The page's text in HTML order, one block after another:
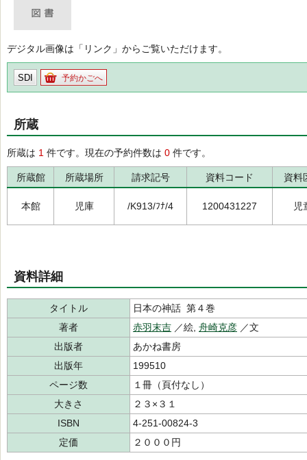
デジタル画像は「リンク」からご覧いただけます。
SDI 予約かごへ
所蔵
所蔵は 1 件です。現在の予約件数は 0 件です。
所蔵館 所蔵場所 請求記号 資料コード 資料
本館 児庫 /K913/ﾌﾅ/4 1200431227 児
資料詳細
タイトル
日本の神話 第４巻
著者
赤羽末吉 ／絵, 舟崎克彦 ／文
出版者
あかね書房
出版年
199510
ページ数
１冊（頁付なし）
大きさ
２３×３１
ISBN
4-251-00824-3
定価
２０００円